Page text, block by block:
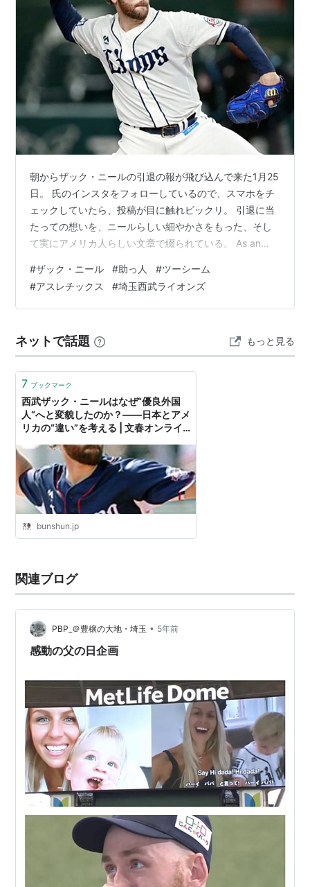
朝からザック・ニールの引退の報が飛び込んで来た1月25
日。 氏のインスタをフォローしているので、スマホをチ
ェックしていたら、投稿が目に触れビックリ。 引退に当
たっての想いを、ニールらしい細やかさをもった、そし
て実にアメリカ人らしい文章で綴られている。 As an
to play no more. That time for me is now. I am so
grateful for the last 14 years of being able to play
baseball for…
#ザック・ニール #助っ人 #ツーシーム
#アスレチックス #埼玉西武ライオンズ
ネットで話題 もっと見る
7 ブックマーク
西武ザック・ニールはなぜ“優良外国
人“へと変貌したのか？――日本とアメ
リカの“違い”を考える | 文春オンライ
bunshun.jp
関連ブログ
PBP_＠豊穣の大地・埼玉 • 5年前
感動の父の日企画